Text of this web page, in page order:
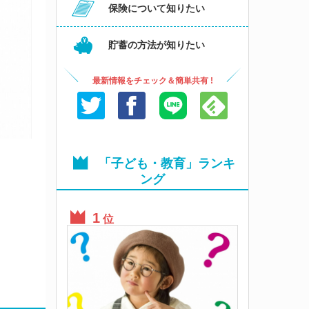
保険について知りたい
貯蓄の方法が知りたい
最新情報をチェック＆簡単共有 !
「子ども・教育」ランキ
ング
位